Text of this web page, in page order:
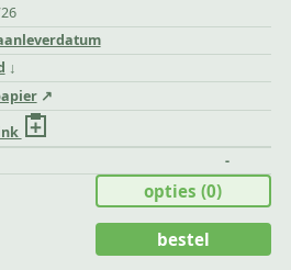
-
opties(0)
bestel